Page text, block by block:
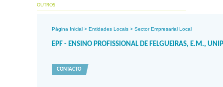
OUTROS
Página Inicial > Entidades Locais > Sector Empresarial Local
EPF - ENSINO PROFISSIONAL DE FELGUEIRAS, E.M.,
CONTACTO